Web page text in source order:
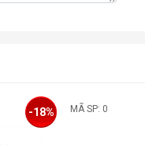
-18% MÃ SP: 0